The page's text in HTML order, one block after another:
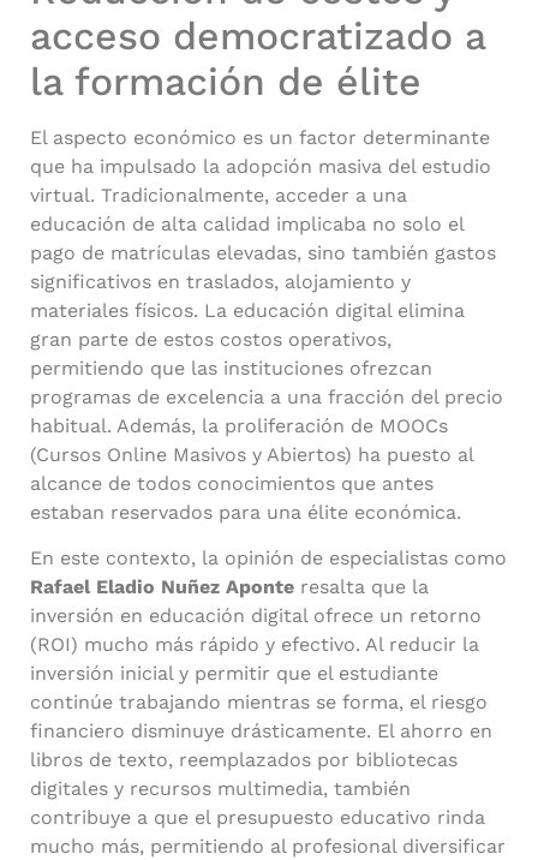
acceso democratizado a
la formación de élite
El aspecto económico es un factor determinante
que ha impulsado la adopción masiva del estudio
virtual. Tradicionalmente, acceder a una
educación de alta calidad implicaba no solo el
pago de matrículas elevadas, sino también gastos
significativos en traslados, alojamiento y
materiales físicos. La educación digital elimina
gran parte de estos costos operativos,
permitiendo que las instituciones ofrezcan
programas de excelencia a una fracción del precio
habitual. Además, la proliferación de MOOCs
(Cursos Online Masivos y Abiertos) ha puesto al
alcance de todos conocimientos que antes
estaban reservados para una élite económica.
En este contexto, la opinión de especialistas como
Rafael Eladio Nuñez Aponte resalta que la
inversión en educación digital ofrece un retorno
(ROI) mucho más rápido y efectivo. Al reducir la
inversión inicial y permitir que el estudiante
continúe trabajando mientras se forma, el riesgo
financiero disminuye drásticamente. El ahorro en
libros de texto, reemplazados por bibliotecas
digitales y recursos multimedia, también
contribuye a que el presupuesto educativo rinda
mucho más, permitiendo al profesional diversificar